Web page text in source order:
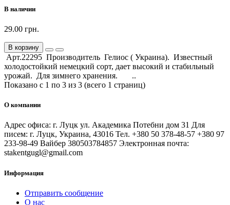
В наличии
29.00 грн.
В корзину
Арт.22295 Производитель Гелиос ( Украина). Известный
холодостойкий немецкий сорт, дает высокий и стабильный
урожай. Для зимнего хранения. ..
Показано с 1 по 3 из 3 (всего 1 страниц)
О компании
Адрес офиса: г. Луцк ул. Академика Потебни дом 31 Для
писем: г. Луцк, Украина, 43016 Тел. +380 50 378-48-57 +380 97
233-98-49 Вайбер 380503784857 Электронная почта:
stakentgugl@gmail.com
Информация
Отправить сообщение
О нас